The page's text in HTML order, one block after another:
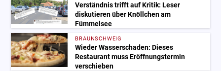
Verständnis trifft auf Kritik: Leser
diskutieren über Knöllchen am
Fümmelsee
BRAUNSCHWEIG
Wieder Wasserschaden: Dieses
Restaurant muss Eröffnungstermin
verschieben